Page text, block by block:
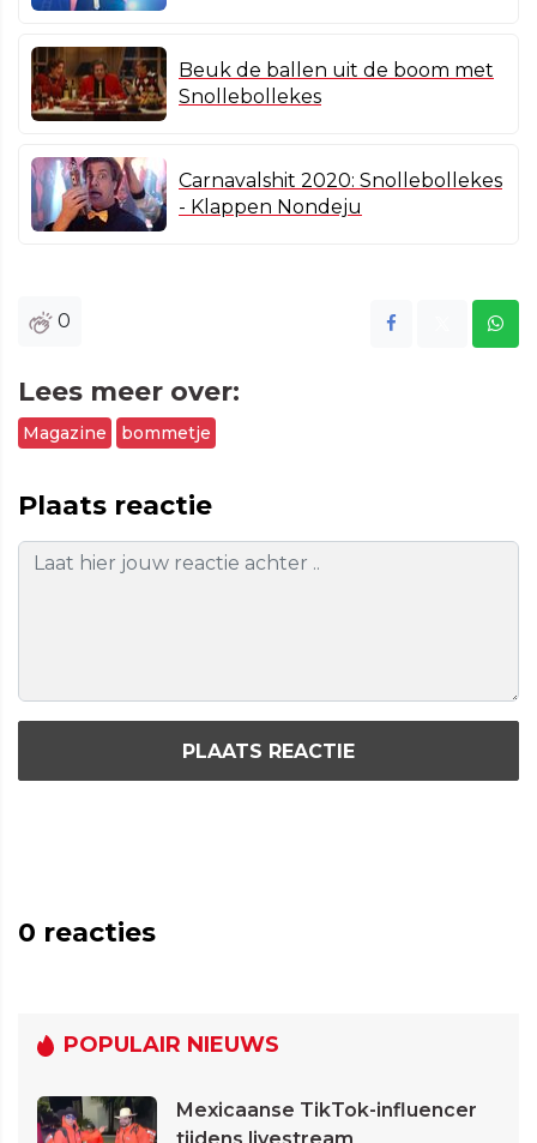
Beuk de ballen uit de boom met
Snollebollekes
Carnavalshit 2020: Snollebollekes
- Klappen Nondeju
0
Lees meer over:
Magazine bommetje
Plaats reactie
PLAATS REACTIE
0 reacties
POPULAIR NIEUWS
Mexicaanse TikTok-influencer